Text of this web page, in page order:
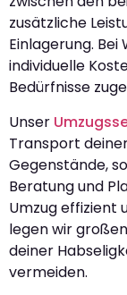
zusätzliche
Einlagerung.
individuelle
Bedürfnisse
Unser
Transport
Gegenstände,
Beratung und
Umzug effizient
legen wir
deiner
vermeiden.